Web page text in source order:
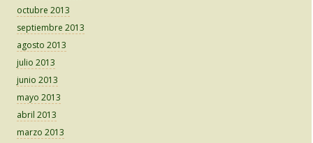
octubre 2013
septiembre 2013
agosto 2013
julio 2013
junio 2013
mayo 2013
abril 2013
marzo 2013